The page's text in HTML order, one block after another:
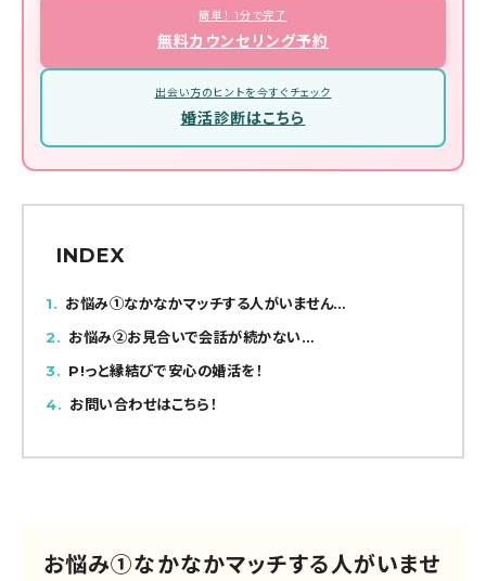
簡単！ 1分で完了
無料カウンセリング予約
出会い方のヒントを今すぐチェック
婚活診断はこちら
INDEX
1
お悩み①なかなかマッチする人がいません…
2
お悩み②お見合いで会話が続かない…
3
P!っと縁結びで安心の婚活を！
4
お問い合わせはこちら！
お悩み①なかなかマッチする人がいませ